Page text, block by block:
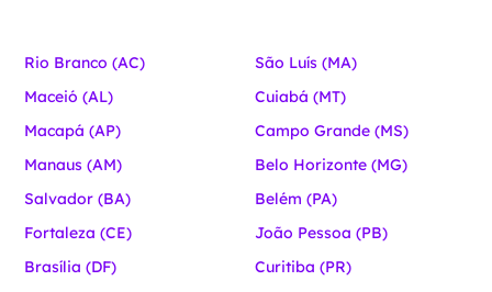
Rio Branco (AC)
Maceió (AL)
Macapá (AP)
Manaus (AM)
Salvador (BA)
Fortaleza (CE)
Brasília (DF)
São Luís (MA)
Cuiabá (MT)
Campo Grande (MS)
Belo Horizonte (MG)
Belém (PA)
João Pessoa (PB)
Curitiba (PR)